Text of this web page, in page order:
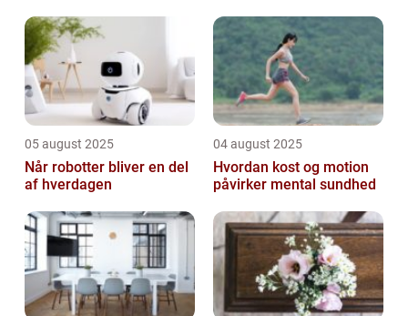
05 august 2025
Når robotter bliver en del
af hverdagen
04 august 2025
Hvordan kost og motion
påvirker mental sundhed